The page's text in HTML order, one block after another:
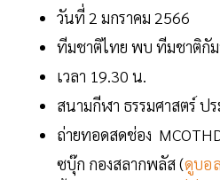
วันที่ 2 มกราคม 2566
ทีมชาติไทย พบ ทีมชาติกั
เวลา 19.30 น.
สนามกีฬา ธรรมศาสตร์ ป
ถ่ายทอดสดช่อง
ซบุ๊ก กองสลากพลัส (ดูบอ